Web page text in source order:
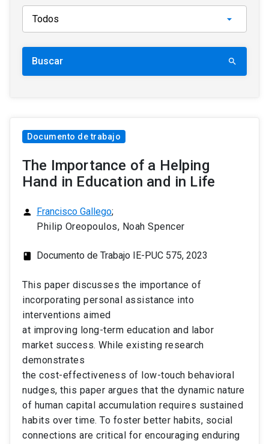
Buscar search
Documento de trabajo
The Importance of a Helping
Hand in Education and in Life
person Francisco Gallego;
Philip Oreopoulos, Noah Spencer
class Documento de Trabajo IE-PUC 575, 2023
This paper discusses the importance of
incorporating personal assistance into
interventions aimed
at improving long-term education and labor
market success. While existing research
demonstrates
the cost-effectiveness of low-touch behavioral
nudges, this paper argues that the dynamic nature
of human capital accumulation requires sustained
habits over time. To foster better habits, social
connections are critical for encouraging enduring